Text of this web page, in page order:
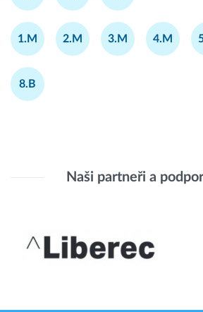
1.M 2.M 3.M 4.M
8.B
Naši partneři a